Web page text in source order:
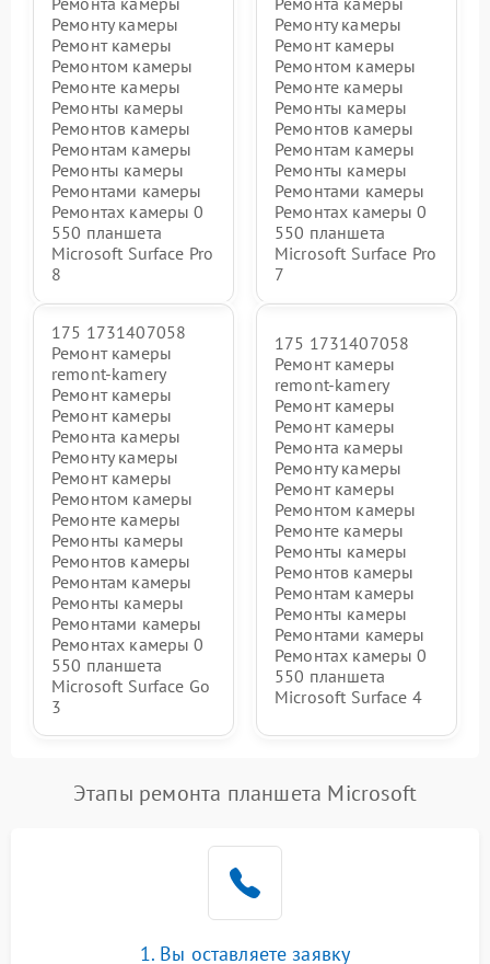
Ремонту камеры
Ремонт камеры
Ремонтом камеры
Ремонте камеры
Ремонты камеры
Ремонтов камеры
Ремонтам камеры
Ремонты камеры
Ремонтами камеры
Ремонтах камеры 0
550 планшета
Microsoft Surface Pro
8
Ремонту камеры
Ремонт камеры
Ремонтом камеры
Ремонте камеры
Ремонты камеры
Ремонтов камеры
Ремонтам камеры
Ремонты камеры
Ремонтами камеры
Ремонтах камеры 0
550 планшета
Microsoft Surface Pro
7
175 1731407058
Ремонт камеры
remont-kamery
Ремонт камеры
Ремонт камеры
Ремонта камеры
Ремонту камеры
Ремонт камеры
Ремонтом камеры
Ремонте камеры
Ремонты камеры
Ремонтов камеры
Ремонтам камеры
Ремонты камеры
Ремонтами камеры
Ремонтах камеры 0
550 планшета
Microsoft Surface Go
3
175 1731407058
Ремонт камеры
remont-kamery
Ремонт камеры
Ремонт камеры
Ремонта камеры
Ремонту камеры
Ремонт камеры
Ремонтом камеры
Ремонте камеры
Ремонты камеры
Ремонтов камеры
Ремонтам камеры
Ремонты камеры
Ремонтами камеры
Ремонтах камеры 0
550 планшета
Microsoft Surface 4
Этапы ремонта планшета Microsoft
1. Вы оставляете заявку